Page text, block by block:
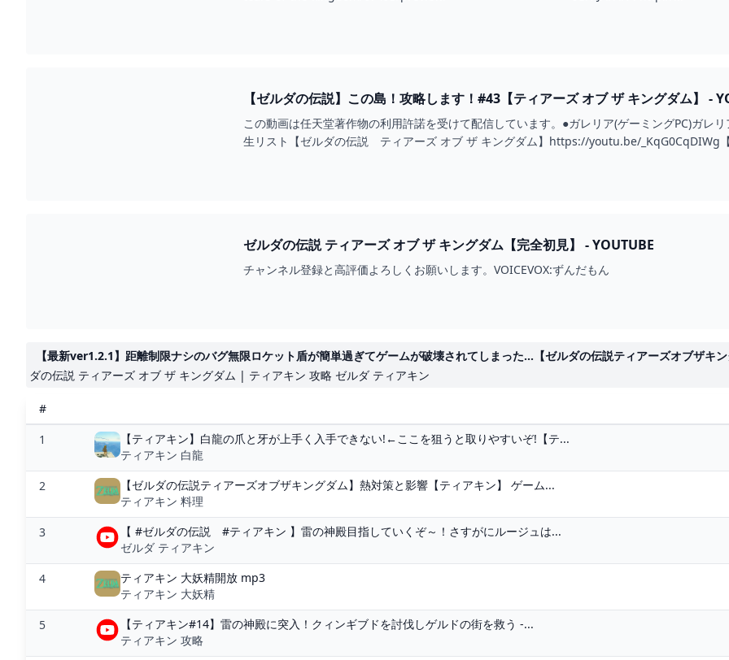
【ゼルダの伝説】この島！攻略します！#43【ティアーズ オブ ザ キングダム】 -
この動画は任天堂著作物の利用許諾を受けて配信しています。●ガレリア(ゲーミングPC)ガ
生リスト【ゼルダの伝説 ティアーズ オブ ザ キングダム】https://youtu.be/_KqG0CqDIWg
ゼルダの伝説 ティアーズ オブ ザ キングダム【完全初見】 - YOUTUBE
チャンネル登録と高評価よろしくお願いします。VOICEVOX:ずんだもん
【最新ver1.2.1】距離制限ナシのバグ無限ロケット盾が簡単過ぎてゲームが破壊されてしまった...【ゼルダの伝説ティアーズオブザ
ダの伝説 ティアーズ オブ ザ キングダム | ティアキン 攻略 ゼルダ ティアキン
#
1
【ティアキン】白龍の爪と牙が上手く入手できない!←ここを狙うと取りやすいぞ!【テ...
ティアキン 白龍
2
【ゼルダの伝説ティアーズオブザキングダム】熱対策と影響【ティアキン】 ゲーム...
ティアキン 料理
3
【 #ゼルダの伝説 #ティアキン 】雷の神殿目指していくぞ～！さすがにルージュは...
ゼルダ ティアキン
4
ティアキン 大妖精開放 mp3
ティアキン 大妖精
5
【ティアキン#14】雷の神殿に突入！クィンギブドを討伐しゲルドの街を救う -...
ティアキン 攻略